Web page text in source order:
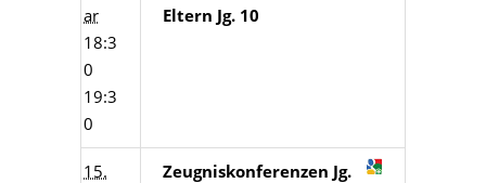
ar
18:3
0
19:3
0
Eltern Jg. 10
15.
Zeugniskonferenzen Jg.